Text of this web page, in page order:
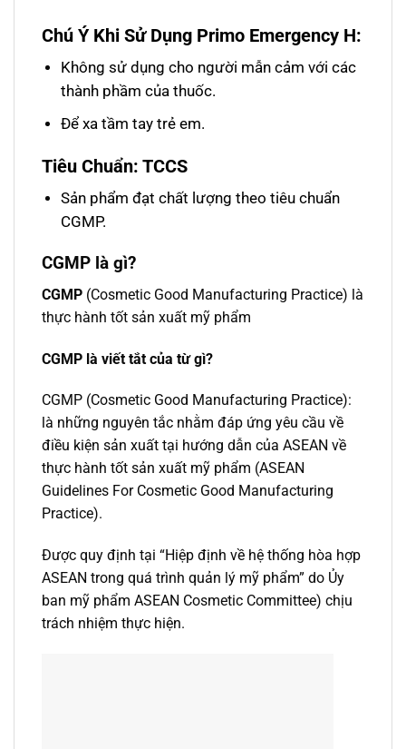
Chú Ý Khi Sử Dụng Primo Emergency H:
Không sử dụng cho người mẫn cảm với các
thành phầm của thuốc.
Để xa tầm tay trẻ em.
Tiêu Chuẩn: TCCS
Sản phẩm đạt chất lượng theo tiêu chuẩn
CGMP.
CGMP là gì?
CGMP (Cosmetic Good Manufacturing Practice) là
thực hành tốt sản xuất mỹ phẩm
CGMP là viết tắt của từ gì?
CGMP (Cosmetic Good Manufacturing Practice):
là những nguyên tắc nhằm đáp ứng yêu cầu về
điều kiện sản xuất tại hướng dẫn của ASEAN về
thực hành tốt sản xuất mỹ phẩm (ASEAN
Guidelines For Cosmetic Good Manufacturing
Practice).
Được quy định tại “Hiệp định về hệ thống hòa hợp
ASEAN trong quá trình quản lý mỹ phẩm” do Ủy
ban mỹ phẩm ASEAN Cosmetic Committee) chịu
trách nhiệm thực hiện.